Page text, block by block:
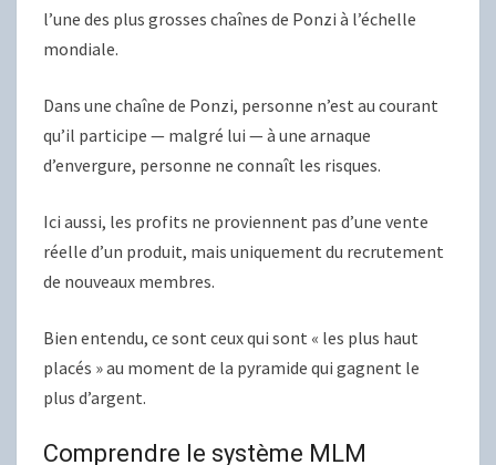
l’une des plus grosses chaînes de Ponzi à l’échelle
mondiale.
Dans une chaîne de Ponzi, personne n’est au courant
qu’il participe — malgré lui — à une arnaque
d’envergure, personne ne connaît les risques.
Ici aussi, les profits ne proviennent pas d’une vente
réelle d’un produit, mais uniquement du recrutement
de nouveaux membres.
Bien entendu, ce sont ceux qui sont « les plus haut
placés » au moment de la pyramide qui gagnent le
plus d’argent.
Comprendre le système MLM